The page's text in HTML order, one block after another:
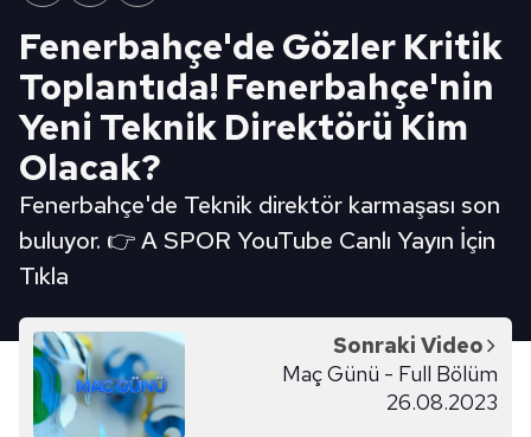
Fenerbahçe'de Gözler Kritik
Toplantıda! Fenerbahçe'nin
Yeni Teknik Direktörü Kim
Olacak?
Fenerbahçe'de Teknik direktör karmaşası son
buluyor. 👉 A SPOR YouTube Canlı Yayın İçin
Tıkla
Sonraki Video
Maç Günü - Full Bölüm
26.08.2023